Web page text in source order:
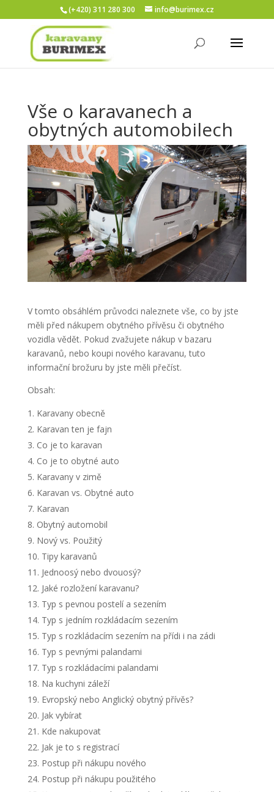
(+420) 311 280 300 info@burimex.cz
Vše o karavanech a
obytných automobilech
V tomto obsáhlém průvodci naleznete vše, co by jste
měli před nákupem obytného přívěsu či obytného
vozidla vědět. Pokud zvažujete nákup v bazaru
karavanů, nebo koupi nového karavanu, tuto
informační brožuru by jste měli přečíst.
Obsah:
Karavany obecně
Karavan ten je fajn
Co je to karavan
Co je to obytné auto
Karavany v zimě
Karavan vs. Obytné auto
Karavan
Obytný automobil
Nový vs. Použitý
Tipy karavanů
Jednoosý nebo dvouosý?
Jaké rozložení karavanu?
Typ s pevnou postelí a sezením
Typ s jedním rozkládacím sezením
Typ s rozkládacím sezením na přídi i na zádi
Typ s pevnými palandami
Typ s rozkládacími palandami
Na kuchyni záleží
Evropský nebo Anglický obytný přívěs?
Jak vybírat
Kde nakupovat
Jak je to s registrací
Postup při nákupu nového
Postup při nákupu použitého